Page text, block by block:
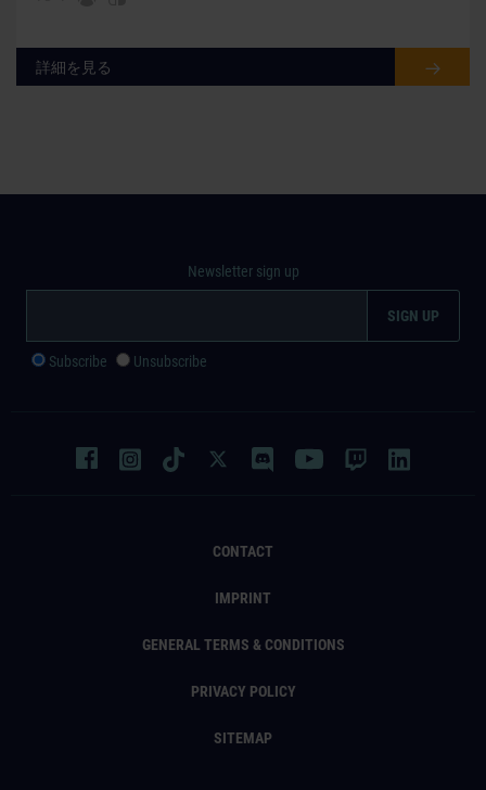
詳細を見る
CONTACT
IMPRINT
GENERAL TERMS & CONDITIONS
PRIVACY POLICY
SITEMAP
Newsletter sign up
Subscribe Unsubscribe